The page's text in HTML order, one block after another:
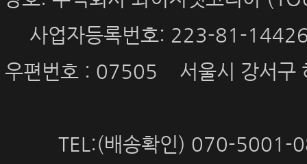
사업자등록번호: 223-81-
우편번호 : 07505 서울시 강서구
TEL:(배송확인) 070-